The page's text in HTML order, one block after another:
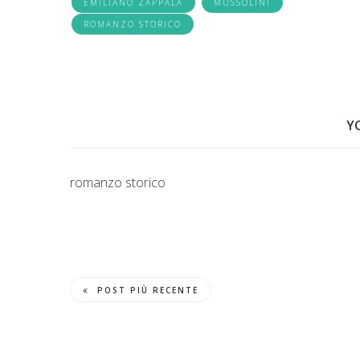
ROMANZO STORICO
romanzo storico
POST PIÙ RECENTE